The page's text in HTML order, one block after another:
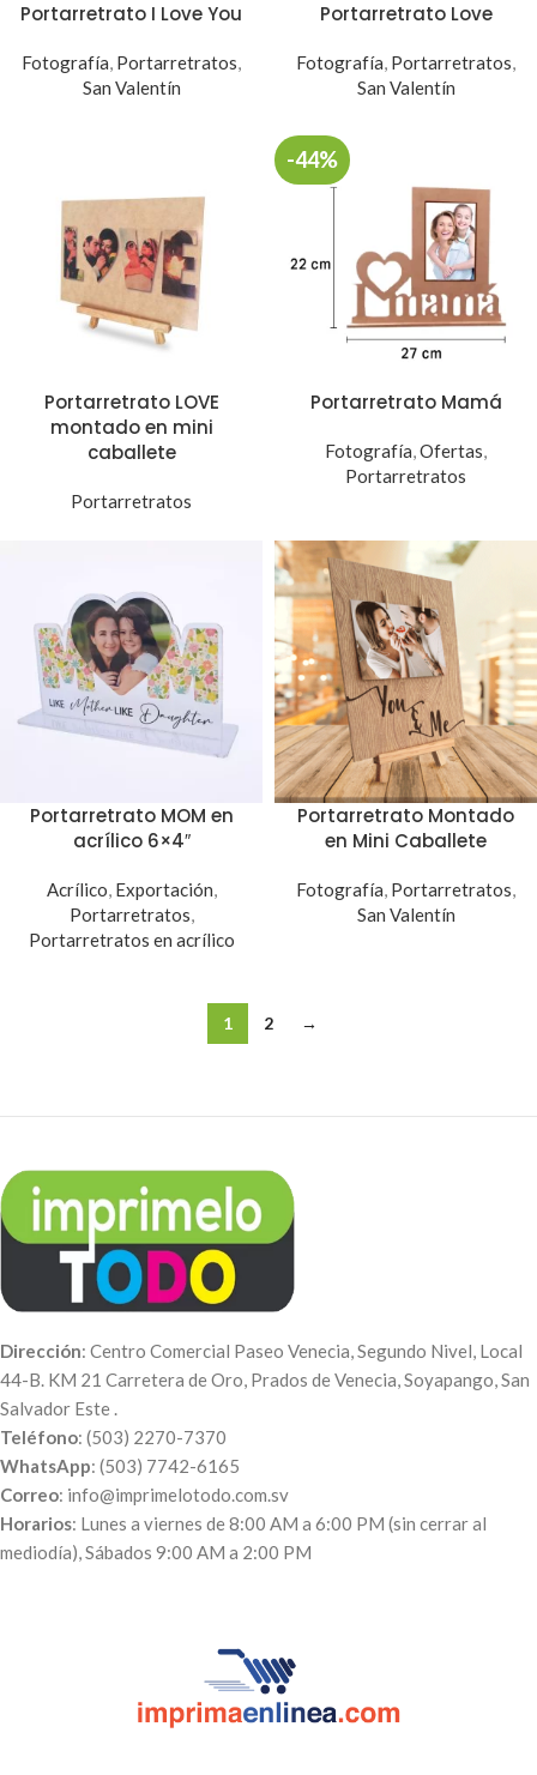
Portarretrato I Love You
Fotografía, Portarretratos,
San Valentín
Portarretrato Love
Fotografía, Portarretratos,
San Valentín
Portarretrato LOVE
montado en mini
caballete
Portarretratos
-44%
Portarretrato Mamá
Fotografía,Ofertas,
Portarretratos
Portarretrato MOM en
acrílico 6×4″
Acrílico, Exportación,
Portarretratos,
Portarretratos en acrílico
Portarretrato Montado
en Mini Caballete
Fotografía, Portarretratos,
San Valentín
1 2 →
Dirección: Centro Comercial Paseo Venecia, Segundo Nivel, Local
44-B. KM 21 Carretera de Oro, Prados de Venecia, Soyapango, San
Salvador Este .
Teléfono: (503) 2270-7370
WhatsApp: (503) 7742-6165
Correo: info@imprimelotodo.com.sv
Horarios: Lunes a viernes de 8:00 AM a 6:00 PM (sin cerrar al
mediodía), Sábados 9:00 AM a 2:00 PM